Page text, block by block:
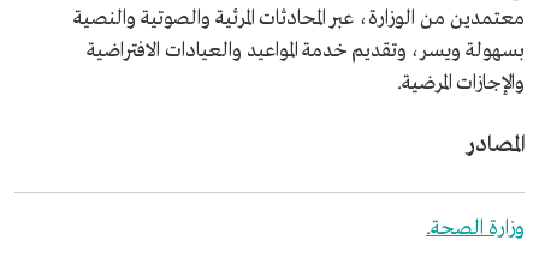
معتمدين من الوزارة، عبر المحادثات المرئية والصوتية والنصية
بسهولة ويسر، وتقديم خدمة المواعيد والعيادات الافتراضية
والإجازات المرضية.
المصادر
وزارة الصحة.